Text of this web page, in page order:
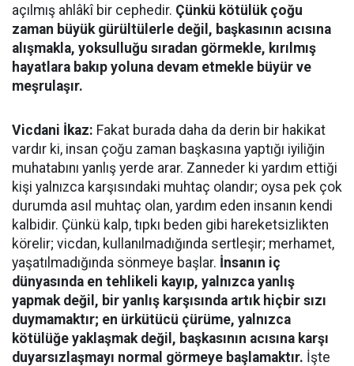
açılmış ahlâkî bir cephedir. Çünkü kötülük çoğu
zaman büyük gürültülerle değil, başkasının acısına
alışmakla, yoksulluğu sıradan görmekle, kırılmış
hayatlara bakıp yoluna devam etmekle büyür ve
meşrulaşır.
Vicdani İkaz: Fakat burada daha da derin bir hakikat
vardır ki, insan çoğu zaman başkasına yaptığı iyiliğin
muhatabını yanlış yerde arar. Zanneder ki yardım ettiği
kişi yalnızca karşısındaki muhtaç olandır; oysa pek çok
durumda asıl muhtaç olan, yardım eden insanın kendi
kalbidir. Çünkü kalp, tıpkı beden gibi hareketsizlikten
körelir; vicdan, kullanılmadığında sertleşir; merhamet,
yaşatılmadığında sönmeye başlar. İnsanın iç
dünyasında en tehlikeli kayıp, yalnızca yanlış
yapmak değil, bir yanlış karşısında artık hiçbir sızı
duymamaktır; en ürkütücü çürüme, yalnızca
kötülüğe yaklaşmak değil, başkasının acısına karşı
duyarsızlaşmayı normal görmeye başlamaktır. İşte